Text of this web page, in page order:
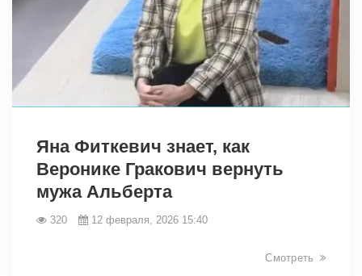
Яна Фиткевич знает, как
Веронике Гракович вернуть
мужа Альберта
320 12 февраля, 2026 15:40
Смотреть